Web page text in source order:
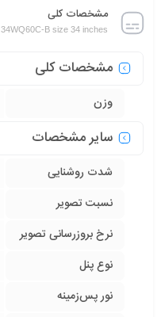
مشخصات کلی
34WQ60C-B size 34 inches
مشخصات کلی
وزن
سایر مشخصات
شدت روشنایی
نسبت تصویر
نرخ بروزرسانی تصویر
نوع پنل
نور پس‌زمینه